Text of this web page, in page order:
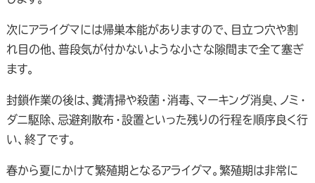
次にアライグマには帰巣本能がありますので、目立つ穴や割
れ目の他、普段気が付かないような小さな隙間まで全て塞ぎ
ます。
封鎖作業の後は、糞清掃や殺菌・消毒、マーキング消臭、ノミ・
ダニ駆除、忌避剤散布・設置といった残りの行程を順序良く行
い、終了です。
春から夏にかけて繁殖期となるアライグマ。繁殖期は非常に